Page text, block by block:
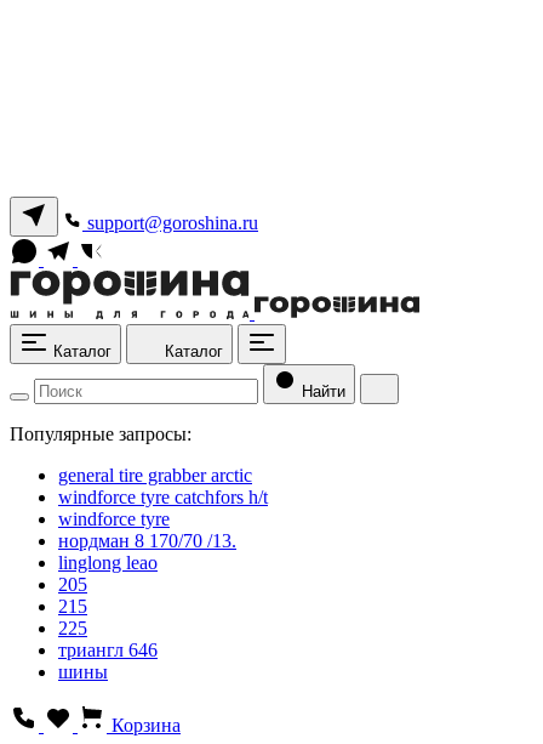
support@goroshina.ru
Каталог Каталог
Найти
Популярные запросы:
general tire grabber arctic
windforce tyre catchfors h/t
windforce tyre
нордман 8 170/70 /13.
linglong leao
205
215
225
триангл 646
шины
Корзина